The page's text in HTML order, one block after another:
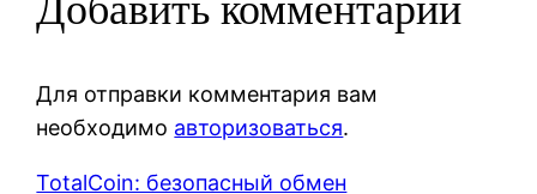
Добавить комментарий
Для отправки комментария вам
необходимо авторизоваться.
TotalCoin: безопасный обмен